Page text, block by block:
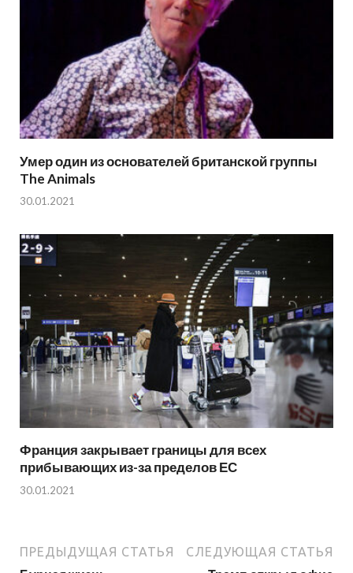
Умер один из основателей британской группы
The Animals
30.01.2021
Франция закрывает границы для всех
прибывающих из-за пределов ЕС
30.01.2021
ПРЕДЫДУЩАЯ СТАТЬЯ СЛЕДУЮЩАЯ СТАТЬЯ